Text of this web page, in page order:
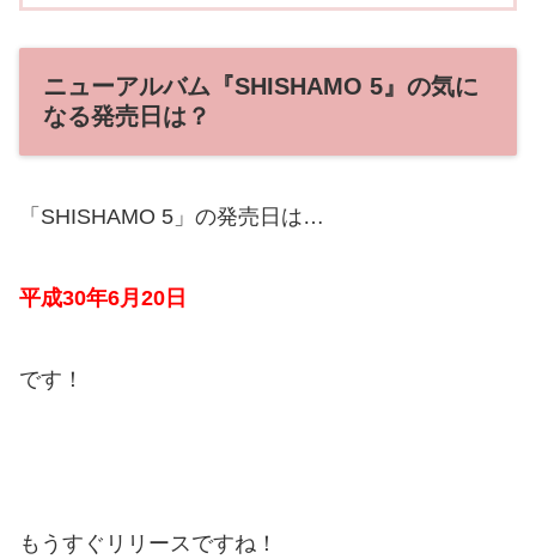
ニューアルバム『SHISHAMO 5』の気に
なる発売日は？
「SHISHAMO 5」の発売日は…
平成30年6月20日
です！
もうすぐリリースですね！